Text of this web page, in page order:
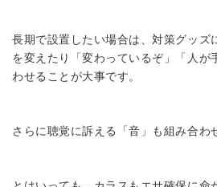
長期で設置したい場合は、対策グッズ
を変えたり「変わっているぞ」「人が
わせることが大事です。
さらに聴覚に訴える「音」も組み合わ